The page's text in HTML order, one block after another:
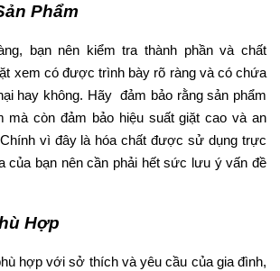
Phẩm
bạn nên kiểm tra thành phần và chất
xem có được trình bày rõ ràng và có chứa
hay không. Hãy đảm bảo rằng sản phẩm
mà còn đảm bảo hiệu suất giặt cao và an
vì đây là hóa chất được sử dụng trực
của bạn nên cần phải hết sức lưu ý vấn đề
Hợp
hợp với sở thích và yêu cầu của gia đình,